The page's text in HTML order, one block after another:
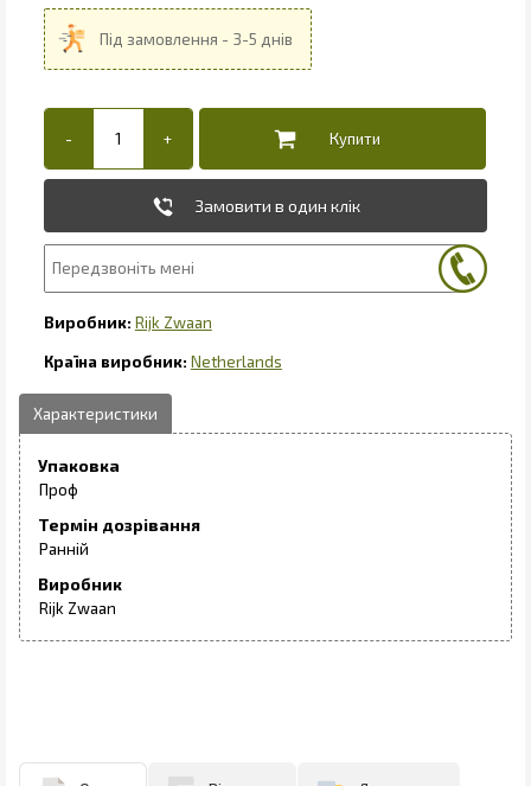
Замовити в один клік
Rijk Zwaan
Netherlands
Упаковка
Проф
Термін дозрівання
Ранній
Виробник
Rijk Zwaan